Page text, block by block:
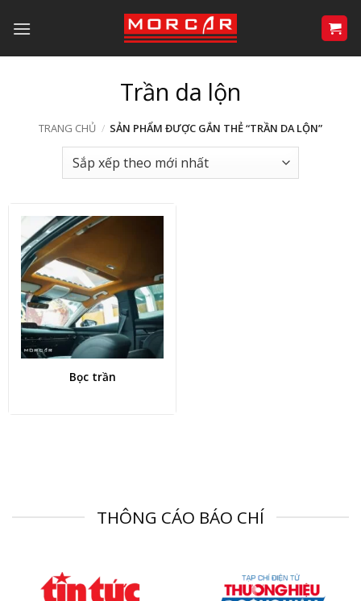
qua
nội
Trần da lộn
TRANG CHỦ / SẢN PHẨM ĐƯỢC GẮN THẺ “TRẦN DA LỘN”
Bọc trần
THÔNG CÁO BÁO CHÍ